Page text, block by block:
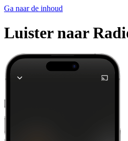
Ga naar de inhoud
Luister naar